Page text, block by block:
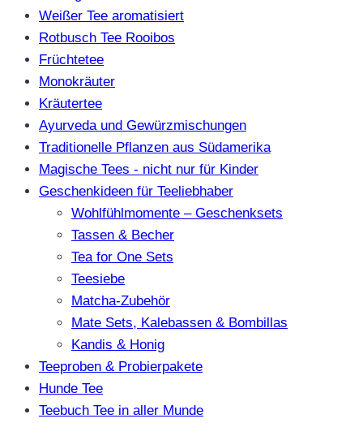
Weißer Tee aromatisiert
Rotbusch Tee Rooibos
Früchtetee
Monokräuter
Kräutertee
Ayurveda und Gewürzmischungen
Traditionelle Pflanzen aus Südamerika
Magische Tees - nicht nur für Kinder
Geschenkideen für Teeliebhaber
Wohlfühlmomente – Geschenksets
Tassen & Becher
Tea for One Sets
Teesiebe
Matcha-Zubehör
Mate Sets, Kalebassen & Bombillas
Kandis & Honig
Teeproben & Probierpakete
Hunde Tee
Teebuch Tee in aller Munde